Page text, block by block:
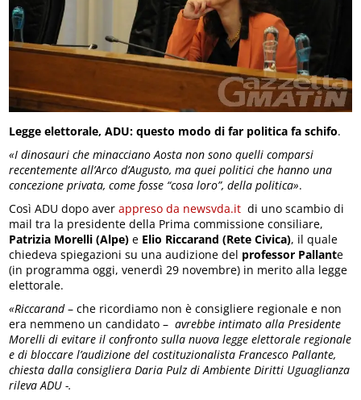
Legge elettorale, ADU: questo modo di far politica fa schifo.
«I dinosauri che minacciano Aosta non sono quelli comparsi
recentemente all’Arco d’Augusto, ma quei politici che hanno una
concezione privata, come fosse “cosa loro”, della politica».
Così ADU dopo averappreso da newsvda.it di uno scambio di
mail tra la presidente della Prima commissione consiliare,
Patrizia Morelli (Alpe) e Elio Riccarand (Rete Civica), il quale
chiedeva spiegazioni su una audizione del professor Pallante
(in programma oggi, venerdì 29 novembre) in merito alla legge
elettorale.
«Riccarand– che ricordiamo non è consigliere regionale e non
era nemmeno un candidato – avrebbe intimato alla Presidente
Morelli di evitare il confronto sulla nuova legge elettorale regionale
e di bloccare l’audizione del costituzionalista Francesco Pallante,
chiesta dalla consigliera Daria Pulz di Ambiente Diritti Uguaglianza
rileva ADU -.